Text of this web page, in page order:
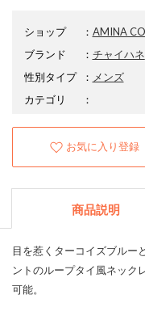
ショップ ： AMINA
ブランド
： チャイハネ
性別タイプ
： メンズ
カテゴリ
：
お気に入り登録
商品説明
目を惹くターコイズブルー
ントのループタイ風ネック
可能。